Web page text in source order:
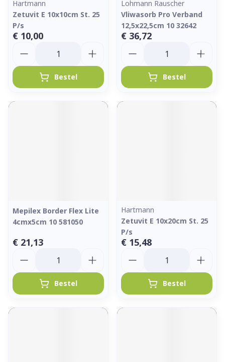
Hartmann
Zetuvit E 10x10cm St. 25
P/s
€ 10,00
Bestel
Lohmann Rauscher
Vliwasorb Pro Verband
12,5x22,5cm 10 32642
€ 36,72
Bestel
Mepilex Border Flex Lite
4cmx5cm 10 581050
€ 21,13
Bestel
Hartmann
Zetuvit E 10x20cm St. 25
P/s
€ 15,48
Bestel